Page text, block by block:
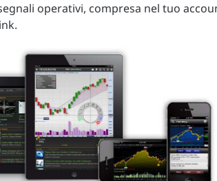
operativi, compresa nel tuo